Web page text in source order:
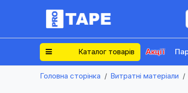
Каталог товарів Акції
Головна сторінка Витратні матеріали